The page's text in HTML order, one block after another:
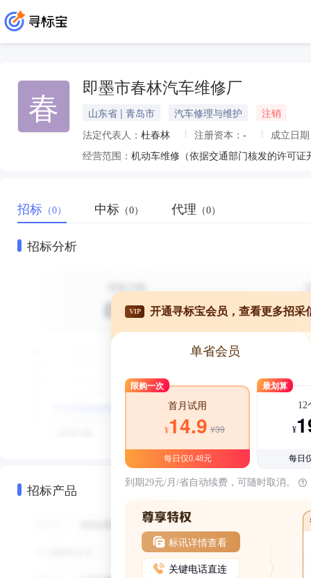
春 即墨市春林汽车维修厂
山东省 | 青岛市 汽车修理与维护
注销
法定代表人： 杜春林 注册资本： -
成立日
经营范围： 机动车维修（依据交通部门核发的许可
招标 （0） 中标 （0） 代理 （0）
招标分析
招标产品
VIP 开通寻标宝会员，查看更多招采
单省会员
限购一次
首月试用
¥14.9 ¥39
每日仅0.48元
最划算
12
¥
每日
到期29元/月/省自动续费，可随时取消。
标讯详情查看
关键电话直连